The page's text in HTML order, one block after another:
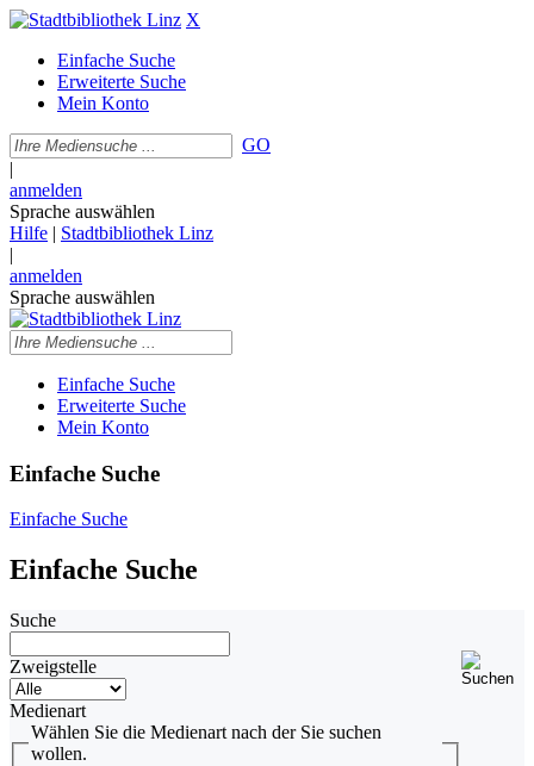
X
Einfache Suche
Erweiterte Suche
Mein Konto
GO
|
anmelden
Sprache auswählen
Hilfe | Stadtbibliothek Linz
|
anmelden
Sprache auswählen
Einfache Suche
Erweiterte Suche
Mein Konto
Einfache Suche
Einfache Suche
Einfache Suche
Suche
Zweigstelle
Medienart
Wählen Sie die Medienart nach der Sie suchen
wollen.